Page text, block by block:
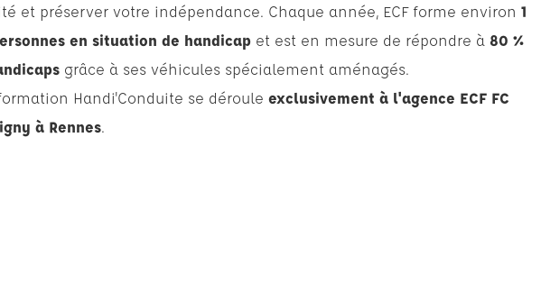
et préserver votre indépendance. Chaque année, ECF forme environ 1
en situation de handicap et est en mesure de répondre à 80 %
grâce à ses véhicules spécialement aménagés.
Handi'Conduite se déroule exclusivement à l'agence ECF FC
à Rennes.